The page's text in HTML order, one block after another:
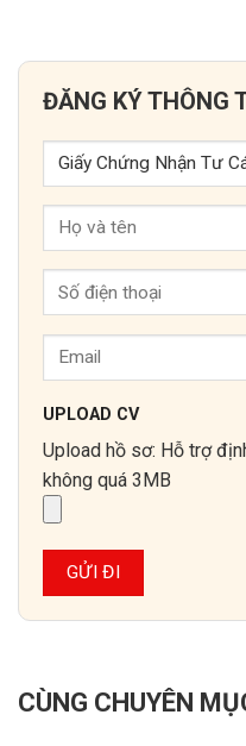
ĐĂNG KÝ THÔNG
UPLOAD CV
Upload hồ sơ: Hỗ trợ
không quá 3MB
CÙNG CHUYÊN